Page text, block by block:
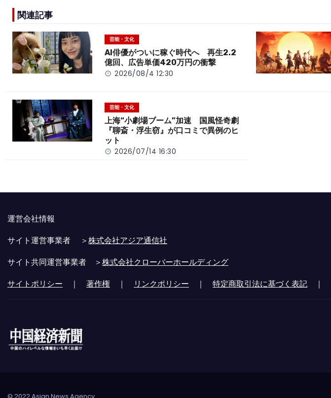
o
o
k
t
k
関連記事
芸能・文化
AI俳優がついに稼ぐ時代へ 再生2.2
億回、広告単価420万円の衝撃
2026/08/4 12:30
芸能・文化
上海“小劇場ブーム”加速 国風怪奇劇
『聊斎・浮生窃』が口コミで異例のヒ
ット
2026/07/14 16:30
運営会社情報
サイト運営事業者 ＞株式会社アジア通信社
サイト共同運営事業者 ＞株式会社クローバーホールディング
サイトポリシー ｜ 著作権 ｜ リンクポリシー ｜ 特定商取引法に基づく表記 ｜